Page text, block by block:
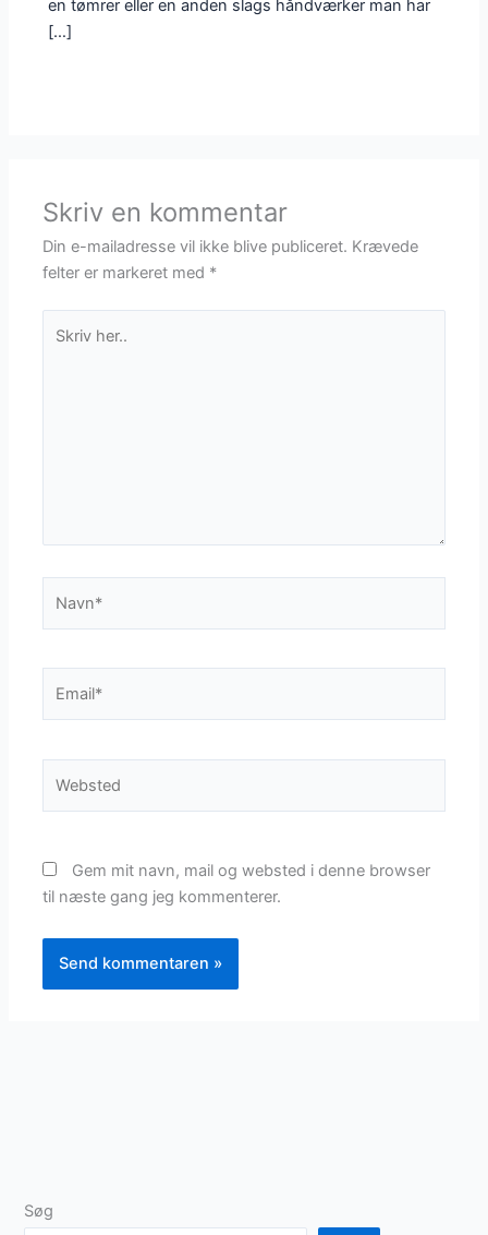
en tømrer eller en anden slags håndværker man har
[…]
Skriv en kommentar
Din e-mailadresse vil ikke blive publiceret. Krævede
felter er markeret med *
her..
Gem mit navn, mail og websted i denne browser
til næste gang jeg kommenterer.
Søg